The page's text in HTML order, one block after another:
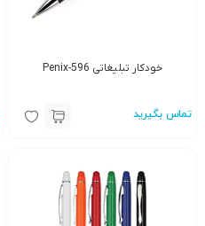
خودکار تبلیغاتی Penix-596
تماس بگیرید